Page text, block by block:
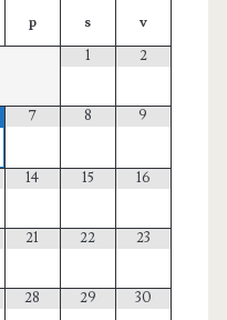
p s
v
1
2
7 8 9
14 15 16
21 22 23
28 29 30